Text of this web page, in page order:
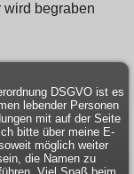
wird begraben
DSGVO ist es
lebender Personen
mit auf der Seite
bitte über meine E-
möglich weiter
die Namen zu